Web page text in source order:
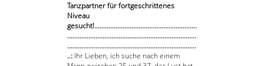
Tanzpartner für fortgeschrittenes
Niveau
gesucht!..........................................................
.........................................................................
.........................................................................
..: Ihr Lieben, ich suche nach einem